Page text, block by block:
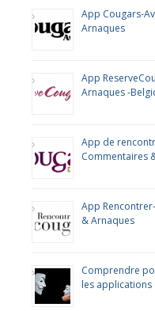
App Cougars-
Arnaques
App
Arnaques -
App de
Commentaires
App
& Arnaques
Comprendre
les